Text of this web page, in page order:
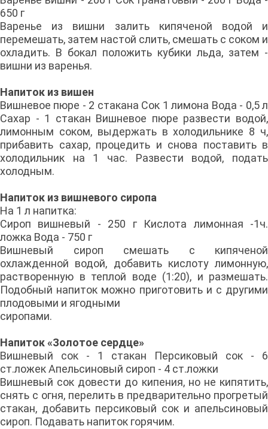
650 г
Варенье из вишни залить кипяченой водой и
перемешать, затем настой слить, смешать с соком и
охладить. В бокал положить кубики льда, затем -
вишни из варенья.
Напиток из вишен
Вишневое пюре - 2 стакана Сок 1 лимона Вода - 0,5 л
Сахар - 1 стакан Вишневое пюре развести водой,
лимонным соком, выдержать в холодильнике 8 ч,
прибавить сахар, процедить и снова поставить в
холодильник на 1 час. Развести водой, подать
холодным.
Напиток из вишневого сиропа
На 1 л напитка:
Сироп вишневый - 250 г Кислота лимонная -1ч.
ложка Вода - 750 г
Вишневый сироп смешать с кипяченой
охлажденной водой, добавить кислоту лимонную,
растворенную в теплой воде (1:20), и размешать.
Подобный напиток можно приготовить и с другими
плодовыми и ягодными
сиропами.
Напиток «Золотое сердце»
Вишневый сок - 1 стакан Персиковый сок - 6
ст.ложек Апельсиновый сироп - 4 ст.ложки
Вишневый сок довести до кипения, но не кипятить,
снять с огня, перелить в предварительно прогретый
стакан, добавить персиковый сок и апельсиновый
сироп. Подавать напиток горячим.